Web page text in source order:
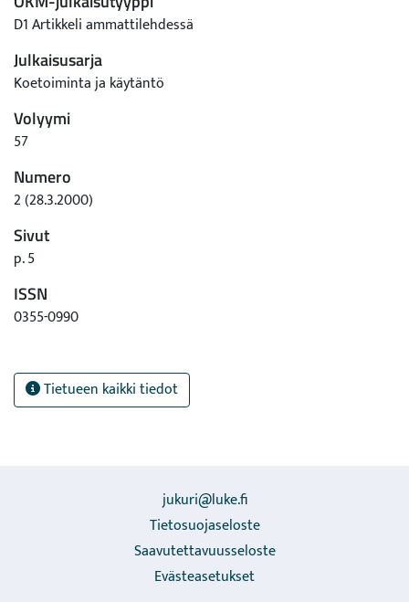
D1 Artikkeli ammattilehdessä
Julkaisusarja
Koetoiminta ja käytäntö
Volyymi
57
Numero
2 (28.3.2000)
Sivut
p. 5
ISSN
0355-0990
Tietueen kaikki tiedot
jukuri@luke.fi
Tietosuojaseloste
Saavutettavuusseloste
Evästeasetukset